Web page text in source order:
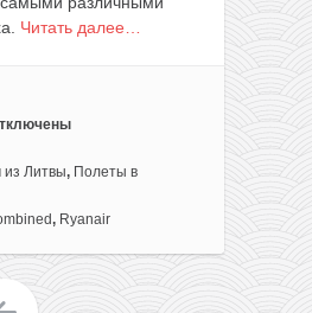
Читать далее…
из Литвы, Полеты в
, Ryanair